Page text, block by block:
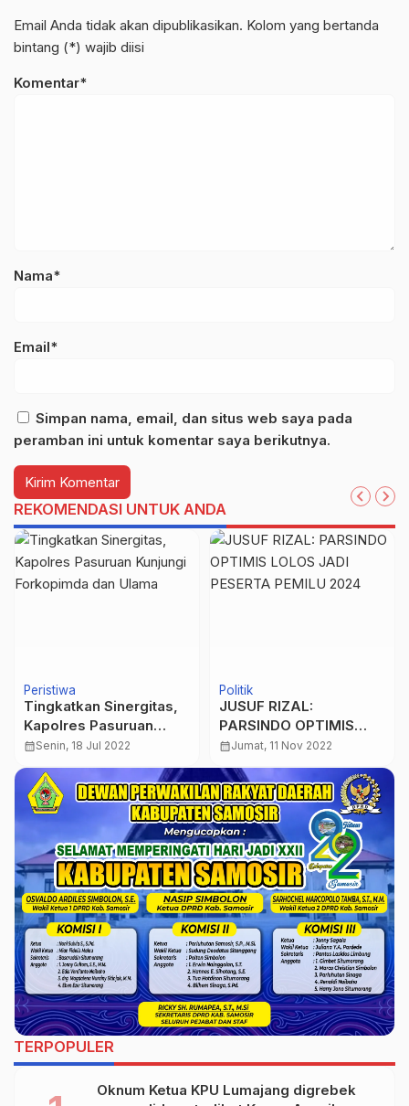
Email Anda tidak akan dipublikasikan. Kolom yang bertanda
bintang (*) wajib diisi
Komentar*
Nama*
Email*
Simpan nama, email, dan situs web saya pada
peramban ini untuk komentar saya berikutnya.
REKOMENDASI UNTUK ANDA
Peristiwa
Tingkatkan Sinergitas,
Kapolres Pasuruan
Kunjungi Forkopimda
calendar_monthSenin, 18 Jul 2022
Politik
JUSUF RIZAL:
PARSINDO OPTIMIS
LOLOS JADI PESERTA
calendar_monthJumat, 11 Nov 2022
TERPOPULER
Oknum Ketua KPU Lumajang digrebek